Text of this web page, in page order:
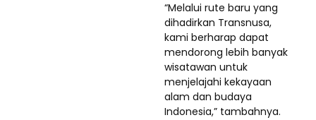
“Melalui rute baru yang
dihadirkan Transnusa,
kami berharap dapat
mendorong lebih banyak
wisatawan untuk
menjelajahi kekayaan
alam dan budaya
Indonesia,” tambahnya.